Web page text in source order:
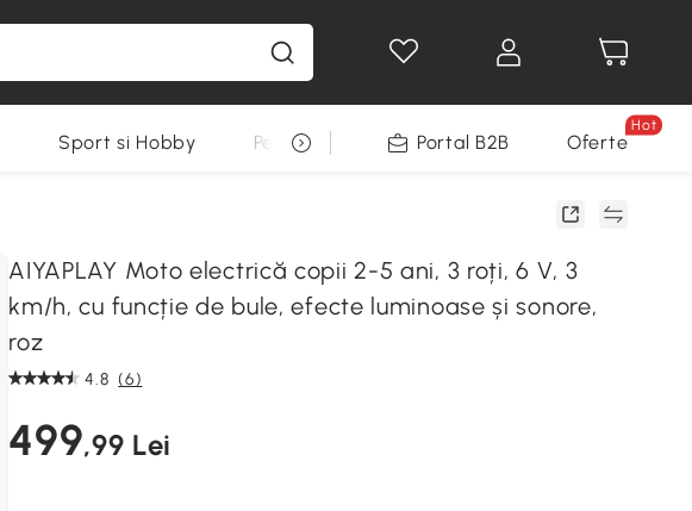
Sport si Hobby Pentru animale Decoratiuni Sarbatori
Portal B2B Oferte
Hot
AIYAPLAY Moto electrică copii 2-5 ani, 3 roți, 6 V, 3
km/h, cu funcție de bule, efecte luminoase și sonore,
roz
4.8 (6)
499,99 Lei